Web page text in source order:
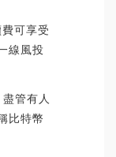
可享受
線風投
管有人
比特幣